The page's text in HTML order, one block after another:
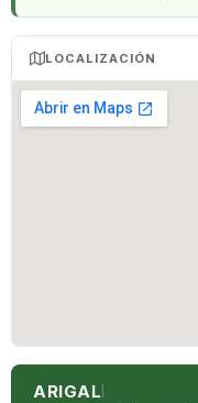
LOCALIZACIÓN
ARIGAL|